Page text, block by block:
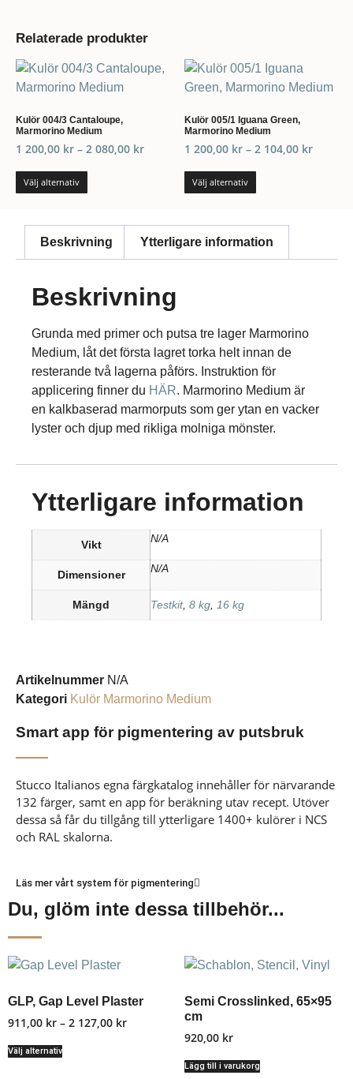
Relaterade produkter
Kulör 004/3 Cantaloupe,
Marmorino Medium
1 200,00 kr – 2 080,00 kr
Välj alternativ
Kulör 005/1 Iguana Green,
Marmorino Medium
1 200,00 kr – 2 104,00 kr
Välj alternativ
Beskrivning Ytterligare information
Beskrivning
Grunda med primer och putsa tre lager Marmorino
Medium, låt det första lagret torka helt innan de
resterande två lagerna påförs. Instruktion för
applicering finner du HÄR. Marmorino Medium är
en kalkbaserad marmorputs som ger ytan en vacker
lyster och djup med rikliga molniga mönster.
Ytterligare information
Vikt N/A
Dimensioner N/A
Mängd Testkit, 8 kg, 16 kg
Artikelnummer N/A
Kategori Kulör Marmorino Medium
Smart app för pigmentering av putsbruk
Stucco Italianos egna färgkatalog innehåller för närvarande
132 färger, samt en app för beräkning utav recept. Utöver
dessa så får du tillgång till ytterligare 1400+ kulörer i NCS
och RAL skalorna.
Läs mer vårt system för pigmentering
Du, glöm inte dessa tillbehör...
GLP, Gap Level Plaster
911,00 kr – 2 127,00 kr
Välj alternativ
Semi Crosslinked, 65×95
cm
920,00 kr
Lägg till i varukorg